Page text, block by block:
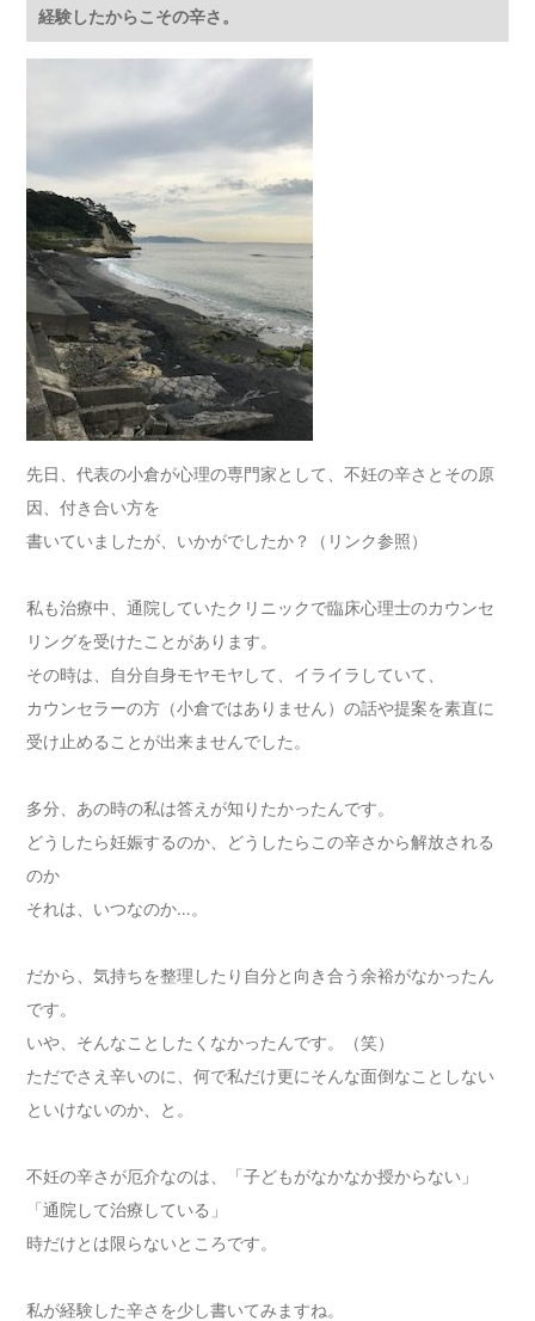
経験したからこその辛さ。
先日、代表の小倉が心理の専門家として、不妊の辛さとその原
因、付き合い方を
書いていましたが、いかがでしたか？（リンク参照）
私も治療中、通院していたクリニックで臨床心理士のカウンセ
リングを受けたことがあります。
その時は、自分自身モヤモヤして、イライラしていて、
カウンセラーの方（小倉ではありません）の話や提案を素直に
受け止めることが出来ませんでした。
多分、あの時の私は答えが知りたかったんです。
どうしたら妊娠するのか、どうしたらこの辛さから解放される
のか
それは、いつなのか…。
だから、気持ちを整理したり自分と向き合う余裕がなかったん
です。
いや、そんなことしたくなかったんです。（笑）
ただでさえ辛いのに、何で私だけ更にそんな面倒なことしない
といけないのか、と。
不妊の辛さが厄介なのは、「子どもがなかなか授からない」
「通院して治療している」
時だけとは限らないところです。
私が経験した辛さを少し書いてみますね。